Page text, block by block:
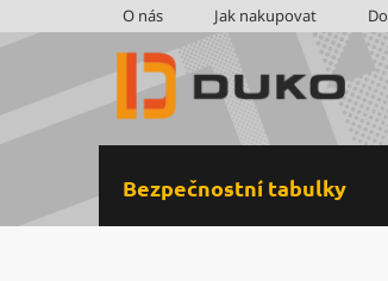
na
O nás Jak nakupovat
Bezpečnostní tabulky